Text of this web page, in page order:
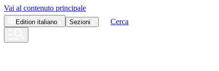
Vai al contenuto principale
Edition italiano Sezioni Cerca